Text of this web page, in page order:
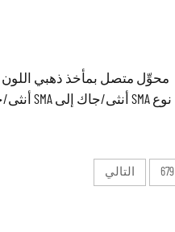
محوِّل متصل بمأخذ ذهبي
نوع SMA أنثى/جاك إلى SMA أنثى/جاك
679 التالي